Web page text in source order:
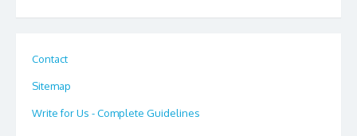
Contact
Sitemap
Write for Us - Complete Guidelines